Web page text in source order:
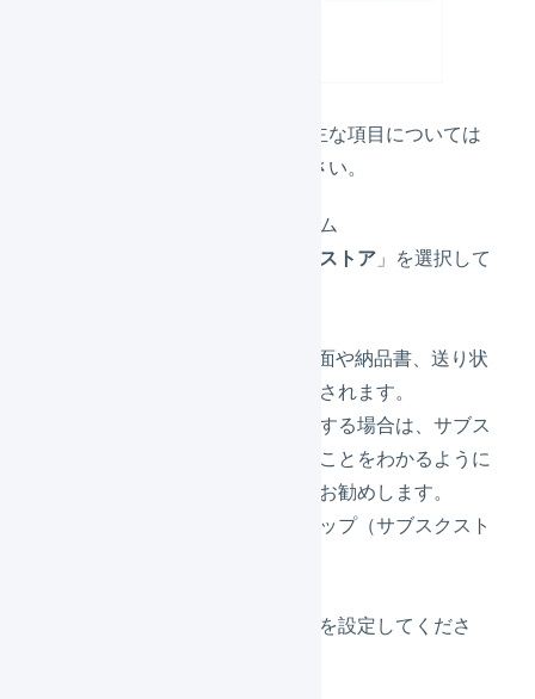
各値を設定します。主な項目については
下記説明を参照ください。
プラットフォーム
サブスクストア 」を選択して
LOIGLESSの画面や納品書、送り状
の店舗名に使用されます。
他の店舗を追加する場合は、サブス
クストアであることをわかるように
設定することをお勧めします。
（例：〇〇ショップ（サブスクスト
店舗名の読み方を設定してくださ